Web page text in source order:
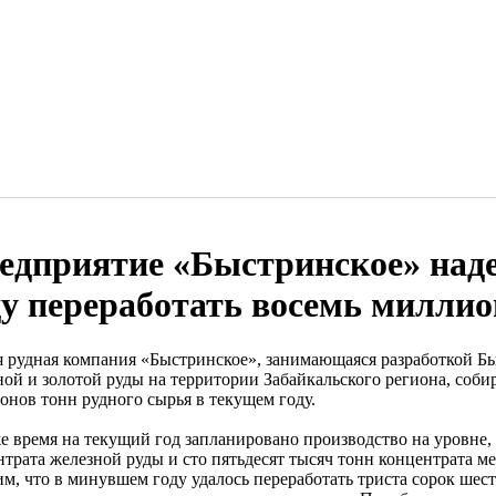
«Быстринское»
переработать восемь
рудная компания «Быстринское», занимающаяся разработкой
и золотой руды на территории Забайкальского региона,
тонн рудного сырья в текущем году.
время на текущий год запланировано производство на
железной руды и сто пятьдесят тысяч тонн концентрата
что в минувшем году удалось переработать триста сорок